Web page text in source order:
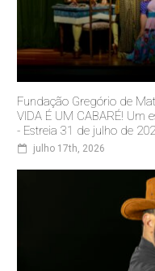
Fundação Gregório de
VIDA É UM CABARÉ! Um
- Estreia 31 de julho de
julho 17th, 2026